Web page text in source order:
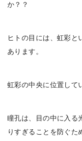
か？？
ヒトの目には、虹彩と
あります。
虹彩の中央に位置して
瞳孔は、目の中に入る
りすぎることを防ぐた